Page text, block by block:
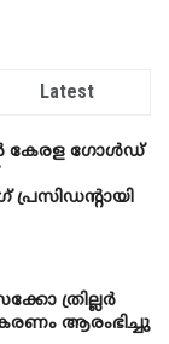
Latest
കേരള ഗോൾഡ്
ത്രില്ലർ
ആരംഭിച്ചു